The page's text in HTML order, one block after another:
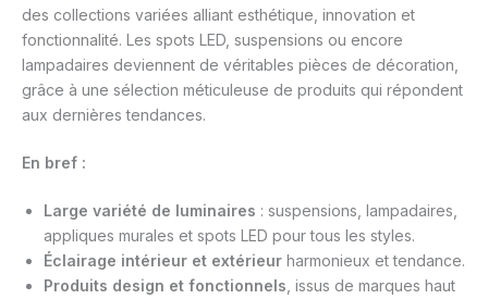
des collections variées alliant esthétique, innovation et
fonctionnalité. Les spots LED, suspensions ou encore
lampadaires deviennent de véritables pièces de décoration,
grâce à une sélection méticuleuse de produits qui répondent
aux dernières tendances.
En bref :
Large variété de luminaires : suspensions, lampadaires,
appliques murales et spots LED pour tous les styles.
Éclairage intérieur et extérieur harmonieux et tendance.
Produits design et fonctionnels , issus de marques haut